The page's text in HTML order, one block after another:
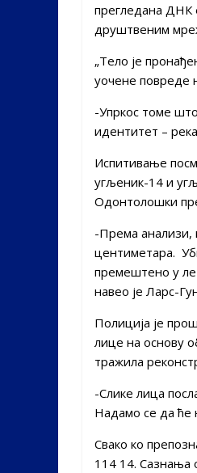
прегледана ДНК
друштвеним
„Тело је
уочене повреде
-Упркос томе
идентитет –
Испитивање
угљеник-14 и
Одонтолошки
-Према анализи,
центиметара.
премештено у
навео је Ларс-
Полиција је
лице на основу
тражила
-Слике лица
Надамо се да ће
Свако ко
114 14. Сазнања